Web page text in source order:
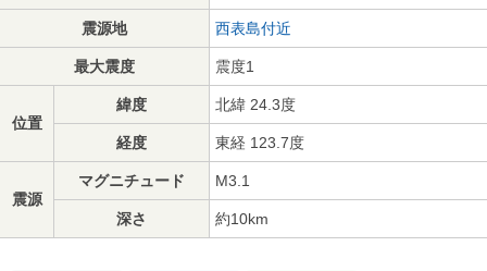
震源地 西表島付近
最大震度 震度1
位置
緯度 北緯 24.3度
経度 東経 123.7度
震源
マグニチュード M3.1
深さ 約10km